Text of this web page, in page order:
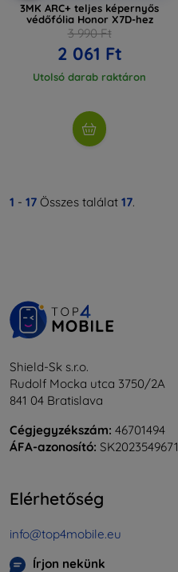
3MK ARC+ teljes képernyős
védőfólia Honor X7D-hez
3 990 Ft
2 061 Ft
Utolsó darab raktáron
1 - 17 Összes találat 17.
Shield-Sk s.r.o.
Rudolf Mocka utca 3750/2A
841 04 Bratislava
Cégjegyzékszám: 46701494
ÁFA-azonosító: SK2023549671
Elérhetőség
info@top4mobile.eu
Írjon nekünk